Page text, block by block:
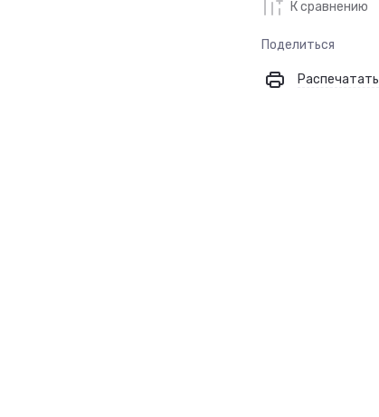
К сравнению
Поделиться
Распечатать